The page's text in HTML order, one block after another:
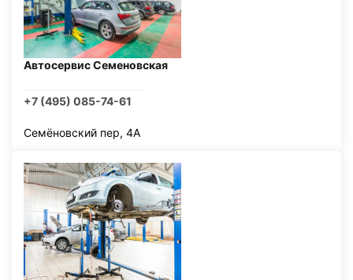
Автосервис Семеновская
+7 (495) 085-74-61
Семёновский пер, 4А